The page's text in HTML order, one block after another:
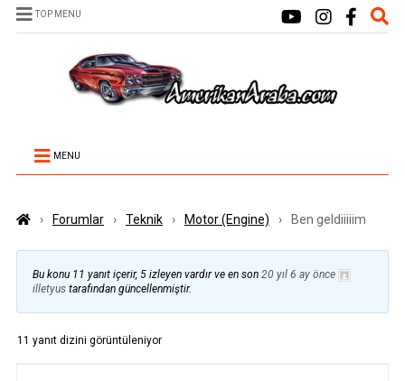
TOP MENU
MENU
› Forumlar › Teknik › Motor (Engine) › Ben geldiiiiim
Bu konu 11 yanıt içerir, 5 izleyen vardır ve en son 20 yıl 6 ay önce
illetyustarafından güncellenmiştir.
11 yanıt dizini görüntüleniyor